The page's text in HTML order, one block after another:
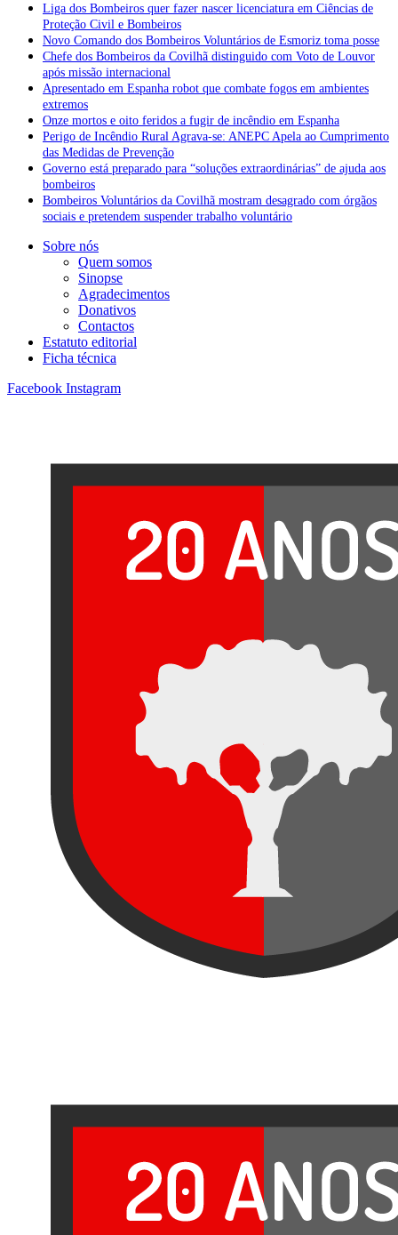
Liga dos Bombeiros quer fazer nascer licenciatura em Ciências de
Proteção Civil e Bombeiros
Novo Comando dos Bombeiros Voluntários de Esmoriz toma posse
Chefe dos Bombeiros da Covilhã distinguido com Voto de Louvor
após missão internacional
Apresentado em Espanha robot que combate fogos em ambientes
extremos
Onze mortos e oito feridos a fugir de incêndio em Espanha
Perigo de Incêndio Rural Agrava-se: ANEPC Apela ao Cumprimento
das Medidas de Prevenção
Governo está preparado para “soluções extraordinárias” de ajuda aos
bombeiros
Bombeiros Voluntários da Covilhã mostram desagrado com órgãos
sociais e pretendem suspender trabalho voluntário
Sobre nós
Quem somos
Sinopse
Agradecimentos
Donativos
Contactos
Estatuto editorial
Ficha técnica
Facebook Instagram